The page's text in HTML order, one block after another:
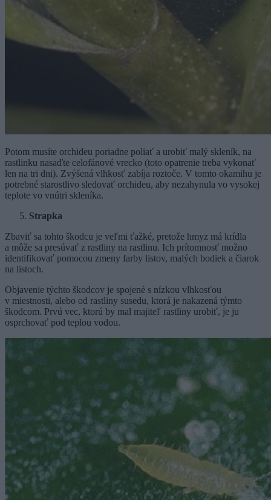
Potom musíte orchideu poriadne poliať a urobiť malý skleník, na
rastlinku nasaďte celofánové vrecko (toto opatrenie treba vykonať
len na tri dni). Zvýšená vlhkosť zabíja roztoče. V tomto okamihu je
potrebné starostlivo sledovať orchideu, aby nezahynula vo vysokej
teplote vo vnútri skleníka.
Strapka
Zbaviť sa tohto škodcu je veľmi ťažké, pretože hmyz má krídla
a môže sa presúvať z rastliny na rastlinu. Ich prítomnosť možno
identifikovať pomocou zmeny farby listov, malých bodiek a čiarok
na listoch.
Objavenie týchto škodcov je spojené s nízkou vlhkosťou
v miestnosti, alebo od rastliny susedu, ktorá je nakazená týmto
škodcom. Prvú vec, ktorú by mal majiteľ rastliny urobiť, je ju
osprchovať pod teplou vodou.